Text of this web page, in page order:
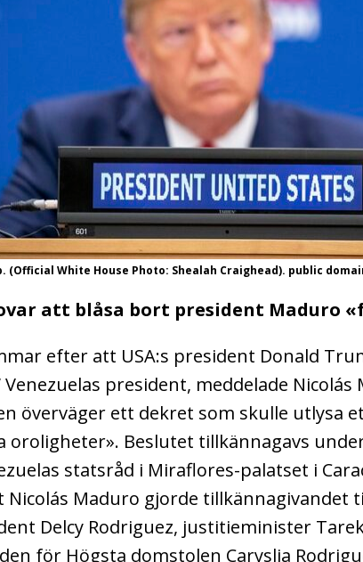
(Official White House Photo: Shealah Craighead). public
att blåsa bort president Maduro
efter att USA:s president Donald
Venezuelas president, meddelade
överväger ett dekret som skulle utlysa
oroligheter». Beslutet tillkännagavs
statsråd i Miraflores-palatset i
Nicolás Maduro gjorde tillkännagivandet
Delcy Rodriguez, justitieminister
för Högsta domstolen Caryslia